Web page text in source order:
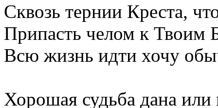
Сквозь тернии Креста,
Припасть челом к Твоим
Всю жизнь идти хочу
Хорошая судьба дана или